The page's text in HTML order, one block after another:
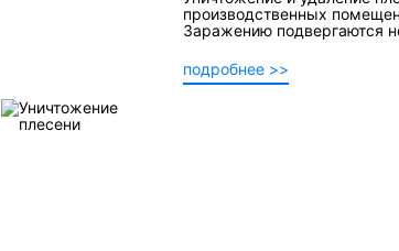
производственных
Заражению подвергаются
подробнее >>